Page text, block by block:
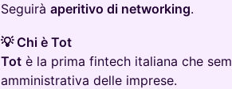
Seguirà aperitivo di networking.
💡 Chi è Tot
Tot è la prima fintech italiana che
amministrativa delle imprese.